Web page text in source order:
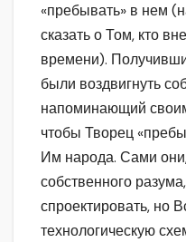
«пребывать» в нем
сказать о Том, кто
времени).
были воздвигнуть
напоминающий
чтобы Творец
Им народа. Сами
собственного
спроектировать, но
технологическую